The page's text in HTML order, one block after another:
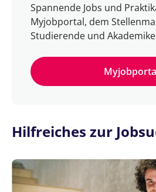
Spannende Jobs und
Myjobportal, dem
Studierende und
Hilfreiches zur